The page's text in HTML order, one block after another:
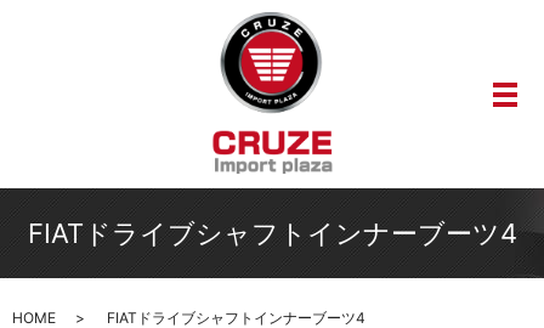
メ
FIATドライブシャフトインナーブーツ4
HOME FIATドライブシャフトインナーブーツ4